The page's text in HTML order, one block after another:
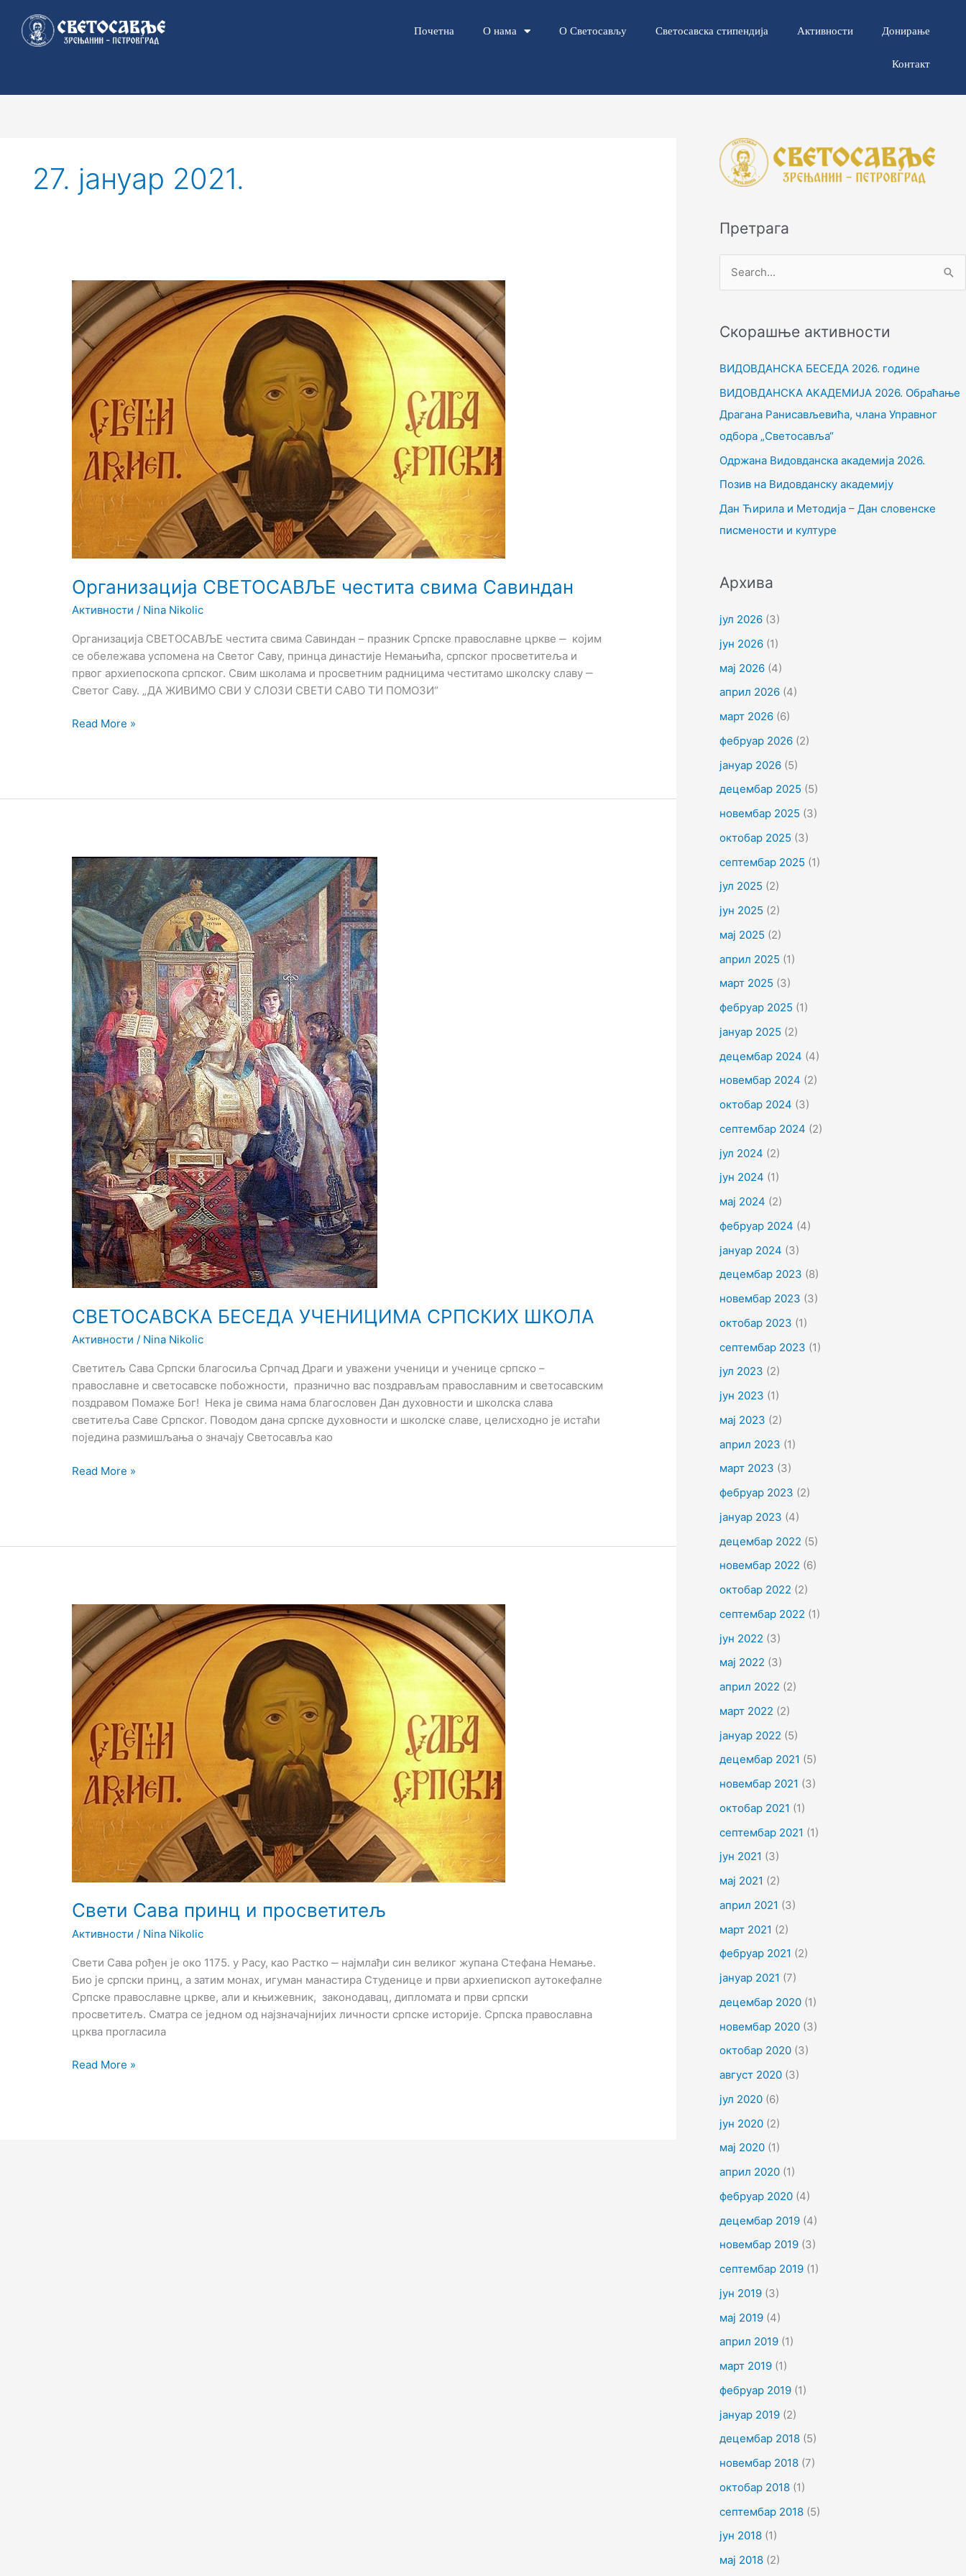
садржај
Почетна О нама О Светосављу Светосавска стипендија Активности Донирање
Контакт
27. јануар 2021.
Организација СВЕТОСАВЉЕ честита свима Савиндан
Активности / Nina Nikolic
Организација СВЕТОСАВЉЕ честита свима Савиндан – празник Српске православне цркве ‒ којим
се обележава успомена на Светог Саву, принца династије Немањића, српског просветитеља и
првог архиепоскопа српског. Свим школама и просветним радницима честитамо школску славу ‒
Светог Саву. „ДА ЖИВИМО СВИ У СЛОЗИ СВЕТИ САВО ТИ ПОМОЗИ“
Организација
СВЕТОСАВЉЕ
честита
свима
Савиндан
Read More »
СВЕТОСАВСКА БЕСЕДА УЧЕНИЦИМА СРПСКИХ ШКОЛА
Активности / Nina Nikolic
Светитељ Сава Српски благосиља Српчад Драги и уважени ученици и ученице српско –
православне и светосавске побожности, празнично вас поздрављам православним и светосавским
поздравом Помаже Бог! Нека је свима нама благословен Дан духовности и школска слава
светитеља Саве Српског. Поводом дана српске духовности и школске славе, целисходно је истаћи
поједина размишљања о значају Светосавља као
СВЕТОСАВСКА
БЕСЕДА
УЧЕНИЦИМА
СРПСКИХ
ШКОЛА
Read More »
Свети Сава принц и просветитељ
Активности / Nina Nikolic
Свети Сава рођен је око 1175. у Расу, као Растко ‒ најмлађи син великог жупана Стефана Немање.
Био је српски принц, а затим монах, игуман манастира Студенице и први архиепископ аутокефалне
Српске православне цркве, али и књижевник, законодавац, дипломата и први српски
просветитељ. Сматра се једном од најзначајнијих личности српске историје. Српска православна
црква прогласила
Свети
Сава
принц
и
просветитељ
Read More »
Претрага
т
р
а
:
Скорашње активности
ВИДОВДАНСКА БЕСЕДА 2026. године
ВИДОВДАНСКА АКАДЕМИЈА 2026. Обраћање
Драгана Ранисављевића, члана Управног
одбора „Светосавља“
Одржана Видовданска академија 2026.
Позив на Видовданску академију
Дан Ћирила и Методија – Дан словенске
писмености и културе
Архива
јул 2026(3)
јун 2026(1)
мај 2026(4)
април 2026(4)
март 2026(6)
фебруар 2026(2)
јануар 2026(5)
децембар 2025 (5)
новембар 2025 (3)
октобар 2025 (3)
септембар 2025 (1)
јул 2025 (2)
јун 2025 (2)
мај 2025 (2)
април 2025 (1)
март 2025 (3)
фебруар 2025 (1)
јануар 2025 (2)
децембар 2024 (4)
новембар 2024 (2)
октобар 2024 (3)
септембар 2024 (2)
јул 2024 (2)
јун 2024 (1)
мај 2024 (2)
фебруар 2024 (4)
јануар 2024 (3)
децембар 2023 (8)
новембар 2023 (3)
октобар 2023 (1)
септембар 2023 (1)
јул 2023 (2)
јун 2023 (1)
мај 2023 (2)
април 2023 (1)
март 2023 (3)
фебруар 2023 (2)
јануар 2023 (4)
децембар 2022 (5)
новембар 2022 (6)
октобар 2022 (2)
септембар 2022 (1)
јун 2022 (3)
мај 2022 (3)
април 2022 (2)
март 2022 (2)
јануар 2022 (5)
децембар 2021 (5)
новембар 2021 (3)
октобар 2021 (1)
септембар 2021 (1)
јун 2021 (3)
мај 2021 (2)
април 2021 (3)
март 2021 (2)
фебруар 2021 (2)
јануар 2021 (7)
децембар 2020(1)
новембар 2020(3)
октобар 2020(3)
август 2020(3)
јул 2020(6)
јун 2020(2)
мај 2020(1)
април 2020(1)
фебруар 2020(4)
децембар 2019(4)
новембар 2019(3)
септембар 2019(1)
јун 2019(3)
мај 2019(4)
април 2019(1)
март 2019(1)
фебруар 2019(1)
јануар 2019(2)
децембар 2018(5)
новембар 2018(7)
октобар 2018(1)
септембар 2018(5)
јун 2018(1)
мај 2018(2)